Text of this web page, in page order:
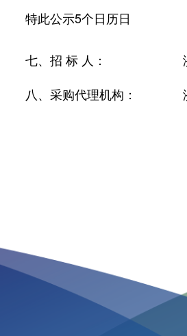
特此公示5个日历日
七、招 标 人：
八、采购代理机构：